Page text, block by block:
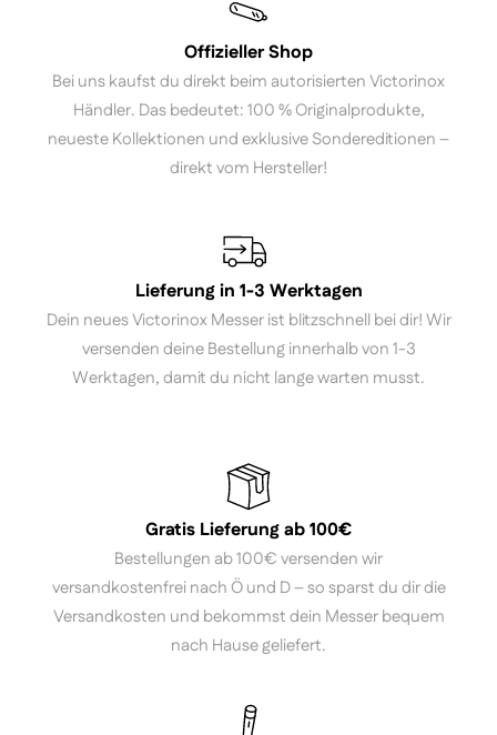
Offizieller Shop
Bei uns kaufst du direkt beim autorisierten Victorinox
Händler. Das bedeutet: 100 % Originalprodukte,
neueste Kollektionen und exklusive Sondereditionen –
direkt vom Hersteller!
Lieferung in 1-3 Werktagen
Dein neues Victorinox Messer ist blitzschnell bei dir! Wir
versenden deine Bestellung innerhalb von 1-3
Werktagen, damit du nicht lange warten musst.
Gratis Lieferung ab 100€
Bestellungen ab 100€ versenden wir
versandkostenfrei nach Ö und D – so sparst du dir die
Versandkosten und bekommst dein Messer bequem
nach Hause geliefert.